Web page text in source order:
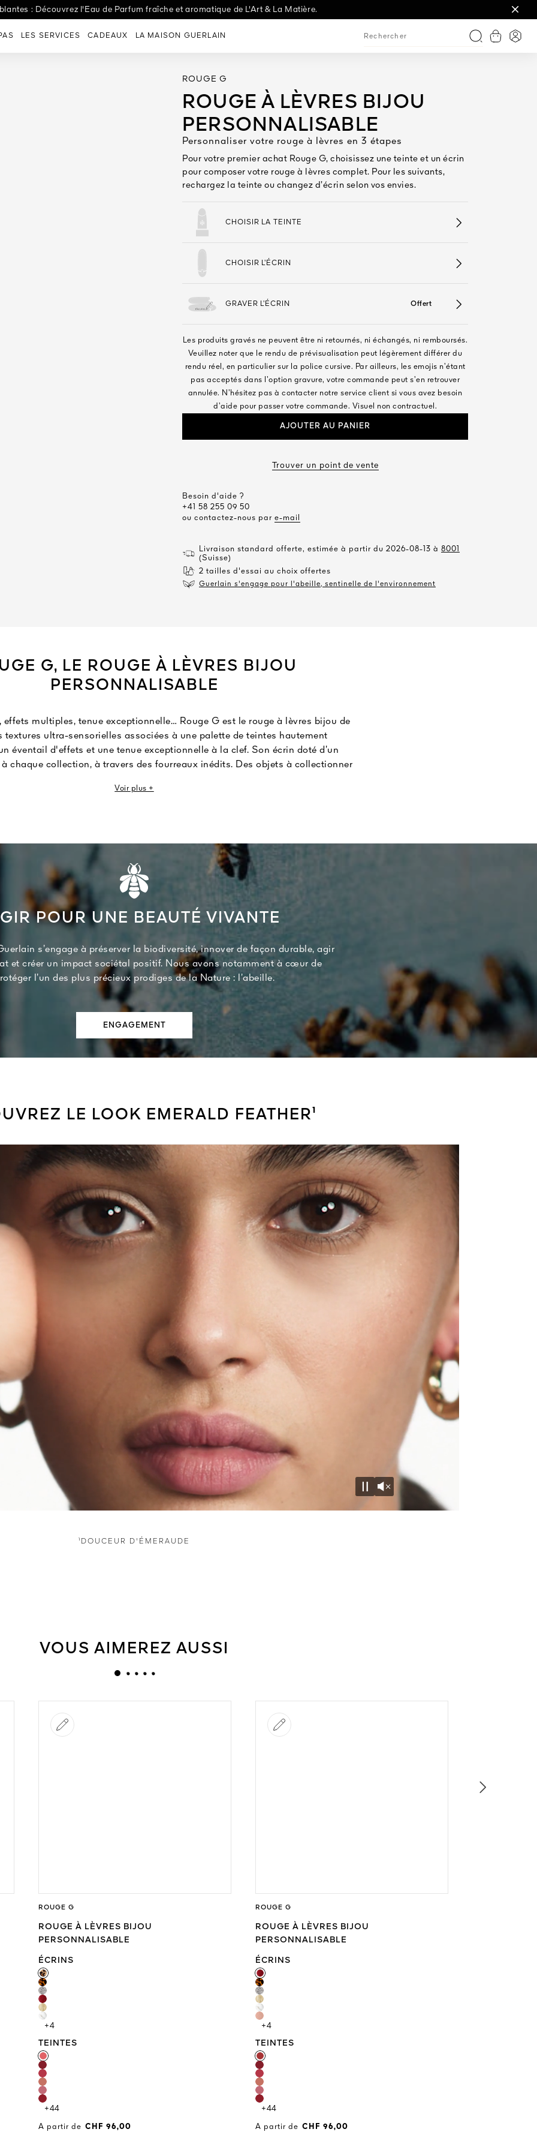
Eaux : Découvrez Eau de Tulle, le parfum idéal pour un mariage.
: Découvrez l'Eau de Parfum fraîche et aromatique de L'Art & La Matière.
LES SERVICES CADEAUX LA MAISON GUERLAIN
Recherche
Afficher
ROUGE G
ROUGE À LÈVRES BIJOU
PERSONNALISABLE
Personnaliser votre rouge à lèvres en 3 étapes
Pour votre premier achat Rouge G, choisissez une teinte et un écrin
pour composer votre rouge à lèvres complet. Pour les suivants,
rechargez la teinte ou changez d’écrin selon vos envies.
CHOISIR LA TEINTE
CHOISIR L’ÉCRIN
GRAVER L’ÉCRIN Offert
Les produits gravés ne peuvent être ni retournés, ni échangés, ni remboursés.
Veuillez noter que le rendu de prévisualisation peut légèrement différer du
rendu réel, en particulier sur la police cursive. Par ailleurs, les emojis n’étant
pas acceptés dans l’option gravure, votre commande peut s’en retrouver
annulée. N’hésitez pas à contacter notre service client si vous avez besoin
d’aide pour passer votre commande. Visuel non contractuel.
AJOUTER AU PANIER
Trouver un point de vente
Besoin d'aide ?
+41 58 255 09 50
ou contactez-nous par e-mail
Livraison standard offerte, estimée à partir du 2026-08-13 à 8001
(Suisse)
2 tailles d'essai au choix offertes
Guerlain s'engage pour l'abeille, sentinelle de l'environnement
G, LE ROUGE À LÈVRES BIJOU
PERSONNALISABLE
effets multiples, tenue exceptionnelle… Rouge G est le rouge à lèvres bijou de
textures ultra-sensorielles associées à une palette de teintes hautement
éventail d'effets et une tenue exceptionnelle à la clef. Son écrin doté d’un
chaque collection, à travers des fourreaux inédits. Des objets à collectionner
Voir plus +
POUR UNE BEAUTÉ VIVANTE
s’engage à préserver la biodiversité, innover de façon durable, agir
et créer un impact sociétal positif. Nous avons notamment à cœur de
l’un des plus précieux prodiges de la Nature : l’abeille.
ENGAGEMENT
LE LOOK EMERALD FEATHER¹
Mettre en pause
Activer le son
¹DOUCEUR D'ÉMERAUDE
VOUS AIMEREZ AUSSI
ROUGE G
ROUGE À LÈVRES BIJOU
PERSONNALISABLE
ÉCRINS
+4
TEINTES
+44
A partir de CHF 96,00
ROUGE G
ROUGE À LÈVRES BIJOU
PERSONNALISABLE
ÉCRINS
+4
TEINTES
+44
A partir de CHF 96,00